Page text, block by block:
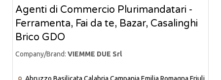
Agenti di Commercio Plurimandatari -
Ferramenta, Fai da te, Bazar, Casalinghi
Brico GDO
Company/Brand: VIEMME DUE Srl